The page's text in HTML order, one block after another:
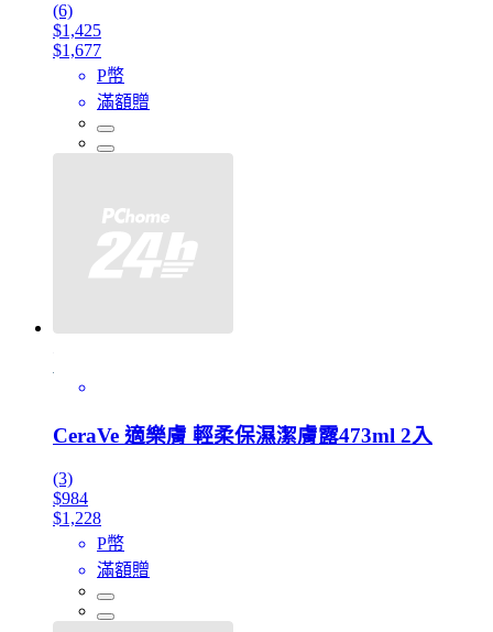
(6)
$1,425
$1,677
P幣
滿額贈
CeraVe 適樂膚 輕柔保濕潔膚露473ml 2入
(3)
$984
$1,228
P幣
滿額贈